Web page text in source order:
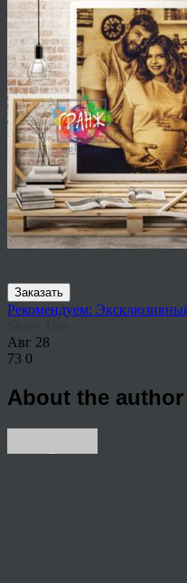
Заказать
Рекомендуем:
Авг 28
73 0
About the author